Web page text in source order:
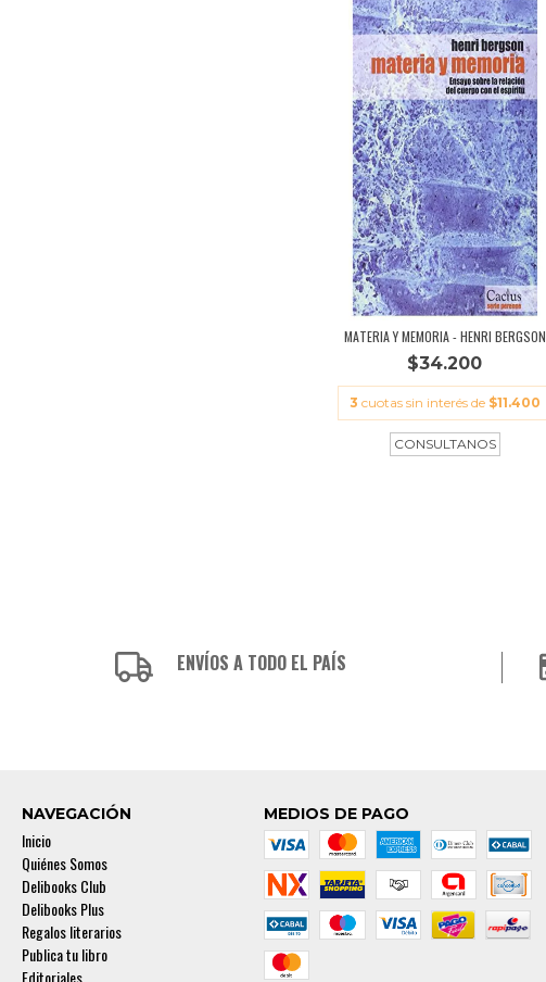
MATERIA Y MEMORIA - HENRI BERGSON
$34.200
3 cuotas sin interés de $11.400
ENVÍOS A TODO EL PAÍS
NAVEGACIÓN
Inicio
Quiénes Somos
Delibooks Club
Delibooks Plus
Regalos literarios
Publica tu libro
Editoriales
MEDIOS DE PAGO